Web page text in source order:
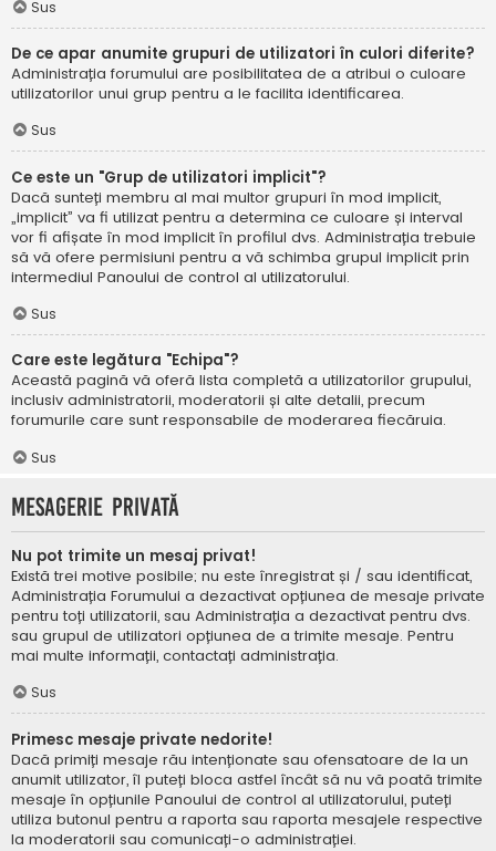
Sus
De ce apar anumite grupuri de utilizatori în culori diferite?
Administrația forumului are posibilitatea de a atribui o culoare
utilizatorilor unui grup pentru a le facilita identificarea.
Sus
Ce este un "Grup de utilizatori implicit"?
Dacă sunteți membru al mai multor grupuri în mod implicit,
„implicit” va fi utilizat pentru a determina ce culoare și interval
vor fi afișate în mod implicit în profilul dvs. Administrația trebuie
să vă ofere permisiuni pentru a vă schimba grupul implicit prin
intermediul Panoului de control al utilizatorului.
Sus
Care este legătura "Echipa"?
Această pagină vă oferă lista completă a utilizatorilor grupului,
inclusiv administratorii, moderatorii și alte detalii, precum
forumurile care sunt responsabile de moderarea fiecăruia.
Sus
Mesagerie privată
Nu pot trimite un mesaj privat!
Există trei motive posibile; nu este înregistrat și / sau identificat,
Administrația Forumului a dezactivat opțiunea de mesaje private
pentru toți utilizatorii, sau Administrația a dezactivat pentru dvs.
sau grupul de utilizatori opțiunea de a trimite mesaje. Pentru
mai multe informații, contactați administrația.
Sus
Primesc mesaje private nedorite!
Dacă primiți mesaje rău intenționate sau ofensatoare de la un
anumit utilizator, îl puteți bloca astfel încât să nu vă poată trimite
mesaje în opțiunile Panoului de control al utilizatorului, puteți
utiliza butonul pentru a raporta sau raporta mesajele respective
la moderatorii sau comunicați-o administrației.